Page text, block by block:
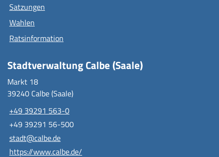
Satzungen
Wahlen
Ratsinformation
Stadtverwaltung Calbe (Saale)
Markt 18
39240 Calbe (Saale)
+49 39291 563-0
+49 39291 56-500
stadt@calbe.de
https://www.calbe.de/